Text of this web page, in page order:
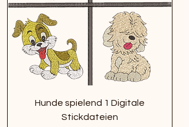
Hunde spielend 1 Digitale
Stickdateien